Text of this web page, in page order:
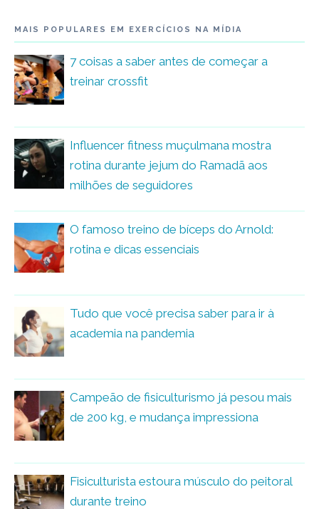
MAIS POPULARES EM EXERCÍCIOS NA MÍDIA
7 coisas a saber antes de começar a
treinar crossfit
Influencer fitness muçulmana mostra
rotina durante jejum do Ramadã aos
milhões de seguidores
O famoso treino de bíceps do Arnold:
rotina e dicas essenciais
Tudo que você precisa saber para ir à
academia na pandemia
Campeão de fisiculturismo já pesou mais
de 200 kg, e mudança impressiona
Fisiculturista estoura músculo do peitoral
durante treino